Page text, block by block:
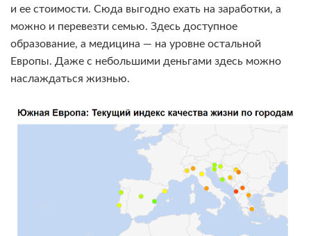
и ее стоимости. Сюда выгодно ехать на заработки, а
можно и перевезти семью. Здесь доступное
образование, а медицина — на уровне остальной
Европы. Даже с небольшими деньгами здесь можно
наслаждаться жизнью.